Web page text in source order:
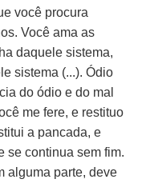
você procura
Você ama as
daquele sistema,
sistema (...). Ódio
do ódio e do mal
me fere, e restituo
a pancada, e
se continua sem fim.
alguma parte, deve